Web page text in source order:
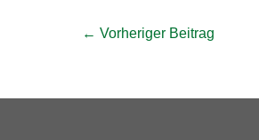
Beitragsnavigation
← Vorheriger Beitrag